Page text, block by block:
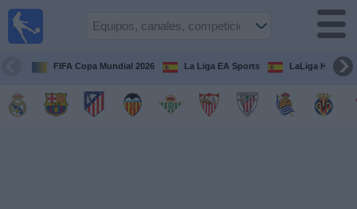
FIFA Copa Mundial 2026 La Liga EA Sports LaLiga
Guía de
Televisados